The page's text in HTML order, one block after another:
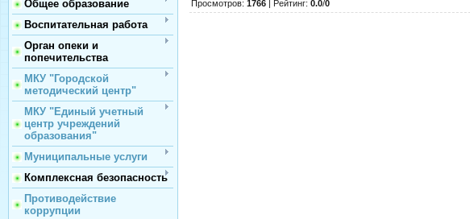
Общее образование
Воспитательная работа
Орган опеки и
попечительства
МКУ "Городской
методический центр"
МКУ "Единый учетный
центр учреждений
образования"
Муниципальные услуги
Комплексная безопасность
Противодействие
коррупции
Просмотров: 1766 Рейтинг: 0.0/0